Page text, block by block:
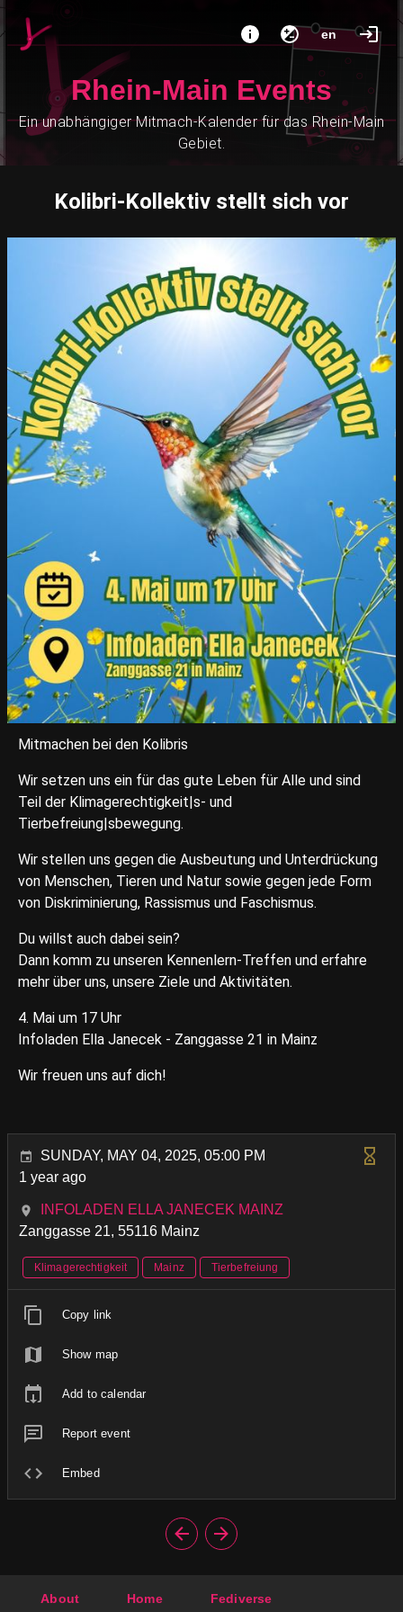
en
Rhein-Main Events
Ein unabhängiger Mitmach-Kalender für das Rhein-Main
Gebiet.
Kolibri-Kollektiv stellt sich vor
Mitmachen bei den Kolibris
Wir setzen uns ein für das gute Leben für Alle und sind
Teil der Klimagerechtigkeit|s- und
Tierbefreiung|sbewegung.
Wir stellen uns gegen die Ausbeutung und Unterdrückung
von Menschen, Tieren und Natur sowie gegen jede Form
von Diskriminierung, Rassismus und Faschismus.
Du willst auch dabei sein?
Dann komm zu unseren Kennenlern-Treffen und erfahre
mehr über uns, unsere Ziele und Aktivitäten.
4. Mai um 17 Uhr
Infoladen Ella Janecek - Zanggasse 21 in Mainz
Wir freuen uns auf dich!
SUNDAY, MAY 04, 2025, 05:00 PM
1 year ago
INFOLADEN ELLA JANECEK MAINZ
Zanggasse 21, 55116 Mainz
Klimagerechtigkeit Mainz Tierbefreiung
Copy link
Show map
Add to calendar
Report event
Embed
About Home Fediverse